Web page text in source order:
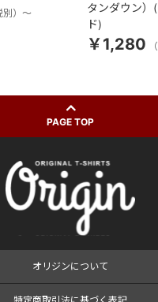
別）～
タンダウン）
ド)
￥1,280
PAGE TOP
オリジンについて